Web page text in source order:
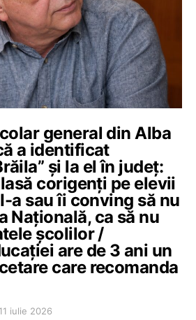
general din Alba
a identificat
și la el în județ:
corigenți pe elevii
a sau îi conving să nu
Națională, ca să nu
școlilor /
are de 3 ani un
care recomanda
11 iulie 2026